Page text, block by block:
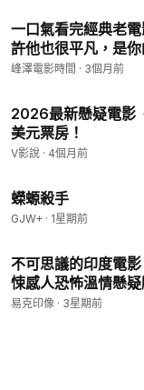
一口氣看完經典老
許他也很平凡，是
峰澤電影時間 · 3個月前
2026最新懸疑電影
美元票房！
V影說 · 4個月前
蠑螈殺手
GJW+ · 1星期前
不可思議的印度電
悚感人恐怖溫情懸
易克印像 · 3星期前